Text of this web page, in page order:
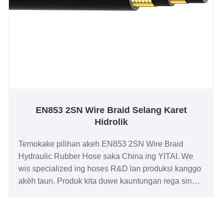
EN853 2SN Wire Braid Selang Karet
Hidrolik
Temokake pilihan akeh EN853 2SN Wire Braid
Hydraulic Rubber Hose saka China ing YITAI. We
wis specialized ing hoses R&D lan produksi kanggo
akèh taun. Produk kita duwe kauntungan rega sing